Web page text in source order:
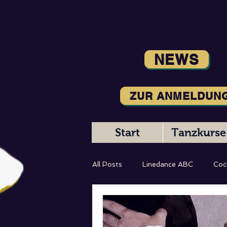
NEWS
ZUR
All Posts Linedance ABC
Magic Moments
Start Tanzkurse